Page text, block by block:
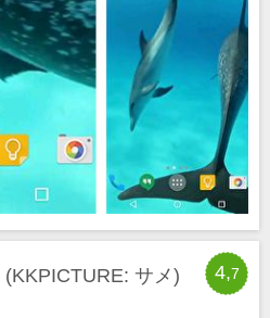
4,7
(KKPICTURE: サメ)